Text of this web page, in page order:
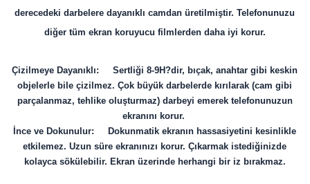
derecedeki darbelere dayanıklı camdan üretilmiştir. Telefonunuzu
diğer tüm ekran koruyucu filmlerden daha iyi korur.
Çizilmeye Dayanıklı: Sertliği 8-9H?dir, bıçak, anahtar gibi keskin
objelerle bile çizilmez. Çok büyük darbelerde kırılarak (cam gibi
parçalanmaz, tehlike oluşturmaz) darbeyi emerek telefonunuzun
ekranını korur.
İnce ve Dokunulur: Dokunmatik ekranın hassasiyetini kesinlikle
etkilemez. Uzun süre ekranınızı korur. Çıkarmak istediğinizde
kolayca sökülebilir. Ekran üzerinde herhangi bir iz bırakmaz.